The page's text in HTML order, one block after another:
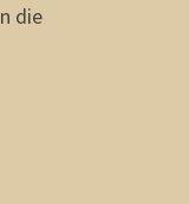
die